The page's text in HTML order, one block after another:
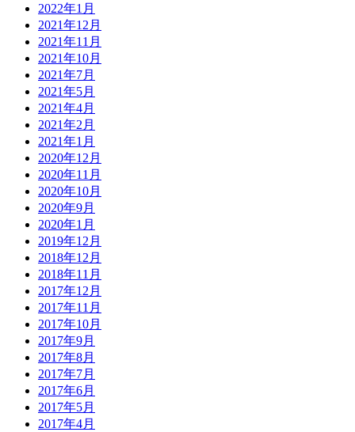
2022年1月
2021年12月
2021年11月
2021年10月
2021年7月
2021年5月
2021年4月
2021年2月
2021年1月
2020年12月
2020年11月
2020年10月
2020年9月
2020年1月
2019年12月
2018年12月
2018年11月
2017年12月
2017年11月
2017年10月
2017年9月
2017年8月
2017年7月
2017年6月
2017年5月
2017年4月